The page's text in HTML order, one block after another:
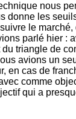
nous
donne les
le
parlé hier :
triangle de
avions un
en cas de
comme
qui a